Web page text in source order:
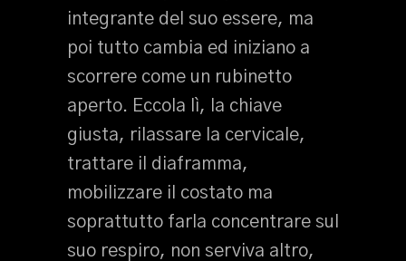
integrante del suo essere, ma
poi tutto cambia ed iniziano a
scorrere come un rubinetto
aperto. Eccola lì, la chiave
giusta, rilassare la cervicale,
trattare il diaframma,
mobilizzare il costato ma
soprattutto farla concentrare sul
suo respiro, non serviva altro,